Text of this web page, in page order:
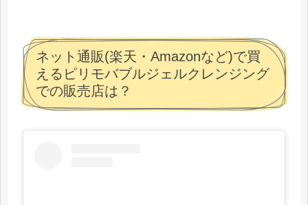
ネット通販(楽天・Amazonなど)で買
えるピリモバブルジェルクレンジング
での販売店は？